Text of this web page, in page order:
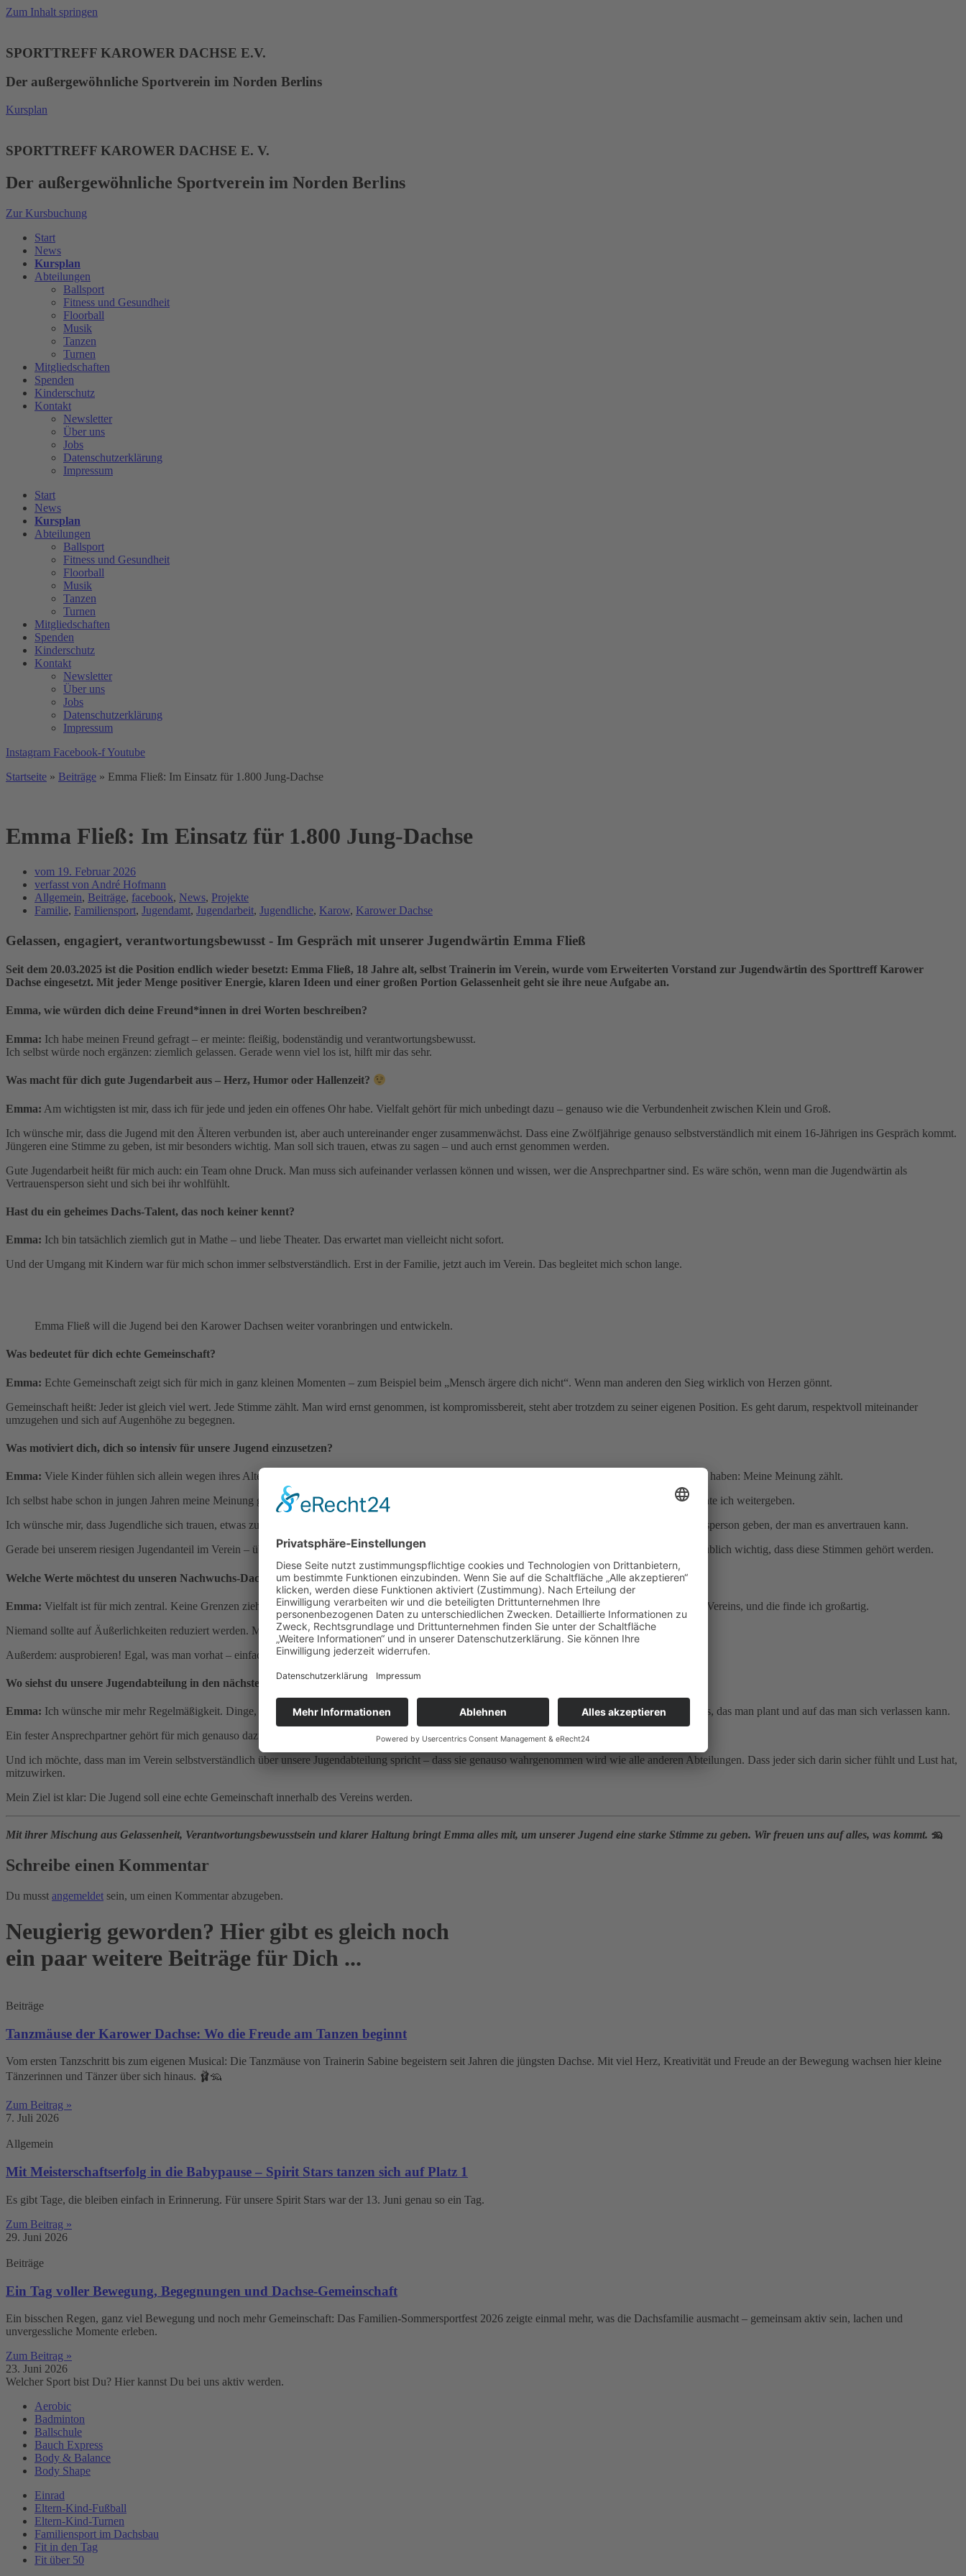
Zum Inhalt springen
SPORTTREFF KAROWER DACHSE E.V.
Der außergewöhnliche Sportverein im Norden Berlins
Kursplan
SPORTTREFF KAROWER DACHSE E. V.
Der außergewöhnliche Sportverein im Norden Berlins
Zur Kursbuchung
Start
News
Kursplan
Abteilungen
Ballsport
Fitness und Gesundheit
Floorball
Musik
Tanzen
Turnen
Mitgliedschaften
Spenden
Kinderschutz
Kontakt
Newsletter
Über uns
Jobs
Datenschutzerklärung
Impressum
Start
News
Kursplan
Abteilungen
Ballsport
Fitness und Gesundheit
Floorball
Musik
Tanzen
Turnen
Mitgliedschaften
Spenden
Kinderschutz
Kontakt
Newsletter
Über uns
Jobs
Datenschutzerklärung
Impressum
Instagram Facebook-fYoutube
Startseite » Beiträge » Emma Fließ: Im Einsatz für 1.800 Jung-Dachse
Emma Fließ: Im Einsatz für 1.800 Jung-Dachse
vom 19. Februar 2026
verfasst von André Hofmann
Allgemein, Beiträge, facebook, News, Projekte
Familie, Familiensport, Jugendamt, Jugendarbeit, Jugendliche, Karow, Karower Dachse
Gelassen, engagiert, verantwortungsbewusst - Im Gespräch mit unserer Jugendwärtin Emma Fließ
Seit dem 20.03.2025 ist die Position endlich wieder besetzt: Emma Fließ, 18 Jahre alt, selbst Trainerin im Verein, wurde vom Erweiterten Vorstand zur Jugendwärtin des Sporttreff Karower
Dachse eingesetzt. Mit jeder Menge positiver Energie, klaren Ideen und einer großen Portion Gelassenheit geht sie ihre neue Aufgabe an.
Emma, wie würden dich deine Freund*innen in drei Worten beschreiben?
Emma: Ich habe meinen Freund gefragt – er meinte: fleißig, bodenständig und verantwortungsbewusst.
Ich selbst würde noch ergänzen: ziemlich gelassen. Gerade wenn viel los ist, hilft mir das sehr.
Was macht für dich gute Jugendarbeit aus – Herz, Humor oder Hallenzeit?
Emma: Am wichtigsten ist mir, dass ich für jede und jeden ein offenes Ohr habe. Vielfalt gehört für mich unbedingt dazu – genauso wie die Verbundenheit zwischen Klein und Groß.
Ich wünsche mir, dass die Jugend mit den Älteren verbunden ist, aber auch untereinander enger zusammenwächst. Dass eine Zwölfjährige genauso selbstverständlich mit einem 16-Jährigen ins Gespräch kommt.
Jüngeren eine Stimme zu geben, ist mir besonders wichtig. Man soll sich trauen, etwas zu sagen – und auch ernst genommen werden.
Gute Jugendarbeit heißt für mich auch: ein Team ohne Druck. Man muss sich aufeinander verlassen können und wissen, wer die Ansprechpartner sind. Es wäre schön, wenn man die Jugendwärtin als
Vertrauensperson sieht und sich bei ihr wohlfühlt.
Hast du ein geheimes Dachs-Talent, das noch keiner kennt?
Emma: Ich bin tatsächlich ziemlich gut in Mathe – und liebe Theater. Das erwartet man vielleicht nicht sofort.
Und der Umgang mit Kindern war für mich schon immer selbstverständlich. Erst in der Familie, jetzt auch im Verein. Das begleitet mich schon lange.
Emma Fließ will die Jugend bei den Karower Dachsen weiter voranbringen und entwickeln.
Was bedeutet für dich echte Gemeinschaft?
Emma: Echte Gemeinschaft zeigt sich für mich in ganz kleinen Momenten – zum Beispiel beim „Mensch ärgere dich nicht“. Wenn man anderen den Sieg wirklich von Herzen gönnt.
Gemeinschaft heißt: Jeder ist gleich viel wert. Jede Stimme zählt. Man wird ernst genommen, ist kompromissbereit, steht aber trotzdem zu seiner eigenen Position. Es geht darum, respektvoll miteinander
umzugehen und sich auf Augenhöhe zu begegnen.
Was motiviert dich, dich so intensiv für unsere Jugend einzusetzen?
Emma: Viele Kinder fühlen sich allein wegen ihres Alters nicht ernst genommen. Das finde ich schade. Mir ist wichtig, dass Kinder schon früh das Gefühl haben: Meine Meinung zählt.
Ich selbst habe schon in jungen Jahren meine Meinung gesagt – und das hat mich weitergebracht. Darauf kann man stolz sein. Dieses Selbstvertrauen möchte ich weitergeben.
Ich wünsche mir, dass Jugendliche sich trauen, etwas zu sagen – und dass es wirklich etwas bewirkt. Und wenn man sich nicht traut, soll es eine Vertrauensperson geben, der man es anvertrauen kann.
Gerade bei unserem riesigen Jugendanteil im Verein – über 1.600 Mitglieder zwischen 0 und 15 Jahren und weitere 185 zwischen 16 und 25 – ist es unglaublich wichtig, dass diese Stimmen gehört werden.
Welche Werte möchtest du unseren Nachwuchs-Dachsen unbedingt mitgeben?
Emma: Vielfalt ist für mich zentral. Keine Grenzen ziehen – weder beim Alter noch bei Herkunft, Geschlecht oder Religion. Das sind auch Werte unseres Vereins, und die finde ich großartig.
Niemand sollte auf Äußerlichkeiten reduziert werden. Man sollte immer vom Guten im Menschen ausgehen. Jeder ist gleich wichtig.
Außerdem: ausprobieren! Egal, was man vorhat – einfach machen. Und Ehrlichkeit ist wichtig. Wenn man gefragt wird, sollte man ehrlich antworten.
Wo siehst du unsere Jugendabteilung in den nächsten drei bis fünf Jahren?
Emma: Ich wünsche mir mehr Regelmäßigkeit. Dinge, die sich fest etablieren – vielleicht eine Aktion alle zwei Monate oder eine regelmäßige Fahrt. Etwas, das man plant und auf das man sich verlassen kann.
Ein fester Ansprechpartner gehört für mich genauso dazu wie echtes Teamwork. Eine jährliche Jugendfahrt könnte ein wichtiger Baustein sein.
Und ich möchte, dass man im Verein selbstverständlich über unsere Jugendabteilung spricht – dass sie genauso wahrgenommen wird wie alle anderen Abteilungen. Dass jeder sich darin sicher fühlt und Lust hat,
mitzuwirken.
Mein Ziel ist klar: Die Jugend soll eine echte Gemeinschaft innerhalb des Vereins werden.
Mit ihrer Mischung aus Gelassenheit, Verantwortungsbewusstsein und klarer Haltung bringt Emma alles mit, um unserer Jugend eine starke Stimme zu geben. Wir freuen uns auf alles, was kommt. 🦡
Schreibe einen Kommentar
Du musst angemeldet sein, um einen Kommentar abzugeben.
Neugierig geworden? Hier gibt es gleich noch
ein paar weitere Beiträge für Dich ...
Beiträge
Tanzmäuse der Karower Dachse: Wo die Freude am Tanzen beginnt
Vom ersten Tanzschritt bis zum eigenen Musical: Die Tanzmäuse von Trainerin Sabine begeistern seit Jahren die jüngsten Dachse. Mit viel Herz, Kreativität und Freude an der Bewegung wachsen hier kleine
Tänzerinnen und Tänzer über sich hinaus. 🩰🦡
Zum Beitrag »
7. Juli 2026
Allgemein
Mit Meisterschaftserfolg in die Babypause – Spirit Stars tanzen sich auf Platz 1
Es gibt Tage, die bleiben einfach in Erinnerung. Für unsere Spirit Stars war der 13. Juni genau so ein Tag.
Zum Beitrag »
29. Juni 2026
Beiträge
Ein Tag voller Bewegung, Begegnungen und Dachse-Gemeinschaft
Ein bisschen Regen, ganz viel Bewegung und noch mehr Gemeinschaft: Das Familien-Sommersportfest 2026 zeigte einmal mehr, was die Dachsfamilie ausmacht – gemeinsam aktiv sein, lachen und
unvergessliche Momente erleben.
Zum Beitrag »
23. Juni 2026
Welcher Sport bist Du? Hier kannst Du bei uns aktiv werden.
Aerobic
Badminton
Ballschule
Bauch Express
Body & Balance
Body Shape
Einrad
Eltern-Kind-Fußball
Eltern-Kind-Turnen
Familiensport im Dachsbau
Fit in den Tag
Fit über 50